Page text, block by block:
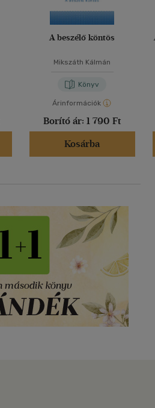
A beszélő köntös
Mikszáth Kálmán
Könyv
Árinformációk
Borító ár: 1 790 Ft
Kosárba